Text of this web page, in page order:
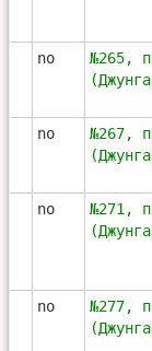
no
№265,
no
№267,
no
№271,
no
№277,